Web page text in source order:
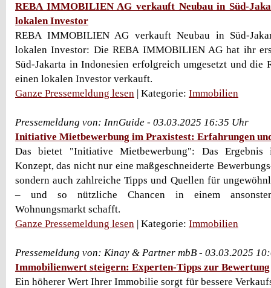
REBA IMMOBILIEN AG verkauft Neubau in Süd-
lokalen Investor
REBA IMMOBILIEN AG verkauft Neubau in Süd-
lokalen Investor: Die REBA IMMOBILIEN AG hat ihr
Süd-Jakarta in Indonesien erfolgreich umgesetzt und die
einen lokalen Investor verkauft.
Ganze Pressemeldung lesen | Kategorie: Immobilien
Pressemeldung von: InnGuide - 03.03.2025 16:35 Uhr
Initiative Mietbewerbung im Praxistest: Erfahrungen
Das bietet "Initiative Mietbewerbung": Das Ergebnis
Konzept, das nicht nur eine maßgeschneiderte
sondern auch zahlreiche Tipps und Quellen für
– und so nützliche Chancen in einem
Wohnungsmarkt schafft.
Ganze Pressemeldung lesen | Kategorie: Immobilien
Pressemeldung von: Kinay & Partner mbB - 03.03.2025
Immobilienwert steigern: Experten-Tipps zur Bewertung
Ein höherer Wert Ihrer Immobilie sorgt für bessere